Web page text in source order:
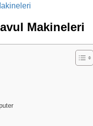
Makineleri